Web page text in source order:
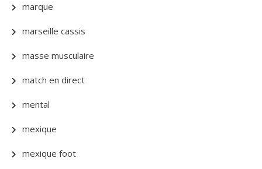
marque
marseille cassis
masse musculaire
match en direct
mental
mexique
mexique foot